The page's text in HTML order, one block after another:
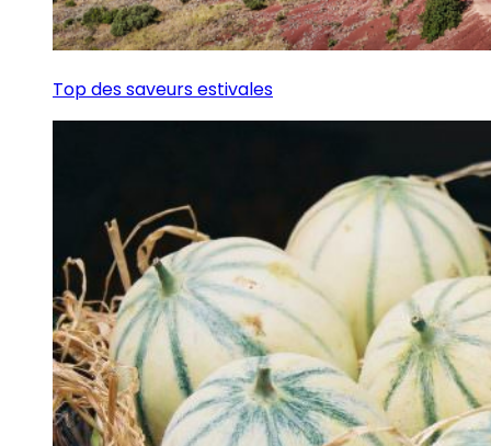
Top des saveurs estivales